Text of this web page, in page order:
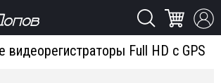
Full HD с GPS